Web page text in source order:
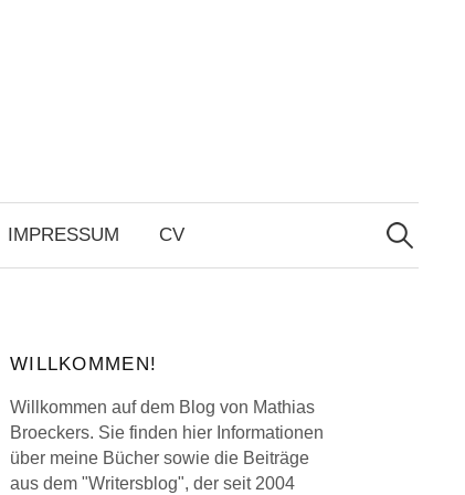
IMPRESSUM CV
Search
for:
WILLKOMMEN!
Willkommen auf dem Blog von Mathias
Broeckers. Sie finden hier Informationen
über meine Bücher sowie die Beiträge
aus dem "Writersblog", der seit 2004